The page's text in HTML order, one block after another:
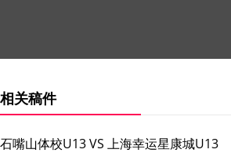
相关稿件
石嘴山体校U13 VS 上海幸运星康城U13